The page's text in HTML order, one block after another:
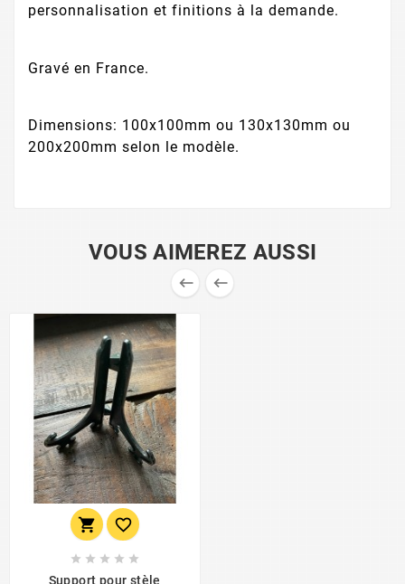
personnalisation et finitions à la demande.
Gravé en France.
Dimensions: 100x100mm ou 130x130mm ou
200x200mm selon le modèle.
VOUS AIMEREZ AUSSI
 
 
    
Support pour stèle